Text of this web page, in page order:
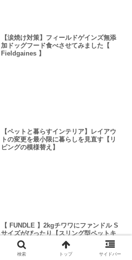
【涙焼け対策】フィールドゲインズ無添
加ドッグフード食べさせてみました【
Fieldgaines 】
【ペットと暮らすインテリア】レイアウ
トの変更を最小限に暮らしを見直す【リ
ビングの模様替え】
【 FUNDLE 】2kgチワワにファンドル S
サイズがぴったり【スリング型ペットキ
ャリーバッグ】
検索 トップ サイドバー